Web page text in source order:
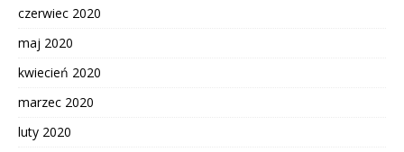
czerwiec 2020
maj 2020
kwiecień 2020
marzec 2020
luty 2020